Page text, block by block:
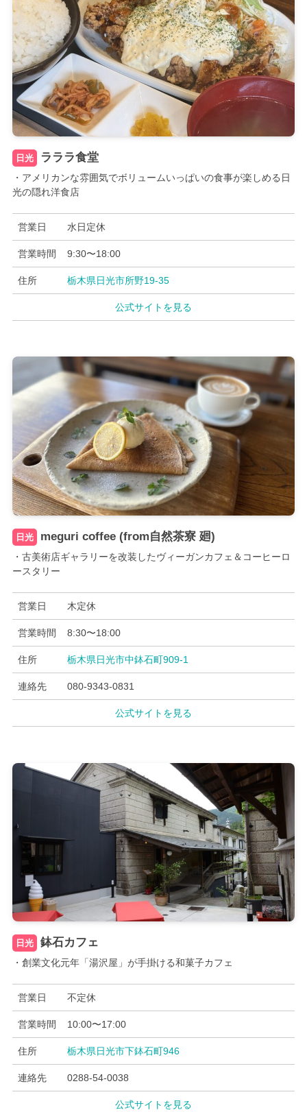
日光 ラララ食堂
・アメリカンな雰囲気でボリュームいっぱいの食事が楽しめる日
光の隠れ洋食店
営業日 水日定休
営業時間 9:30〜18:00
住所 栃木県日光市所野19-35
公式サイトを見る
日光 meguri coffee (from自然茶寮 廻)
・古美術店ギャラリーを改装したヴィーガンカフェ＆コーヒーロ
ースタリー
営業日 木定休
営業時間 8:30〜18:00
住所 栃木県日光市中鉢石町909-1
連絡先 080-9343-0831
公式サイトを見る
日光 鉢石カフェ
・創業文化元年「湯沢屋」が手掛ける和菓子カフェ
営業日 不定休
営業時間 10:00〜17:00
住所 栃木県日光市下鉢石町946
連絡先 0288-54-0038
公式サイトを見る